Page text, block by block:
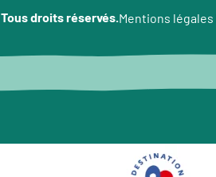
droits réservés.Mentions légales